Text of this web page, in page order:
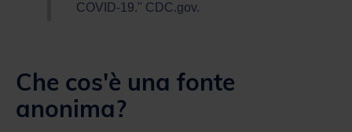
COVID-19." CDC.gov.
Che cos'è una fonte
anonima?